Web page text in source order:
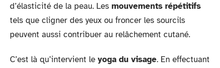
d’élasticité de la peau. Les mouvements répétitifs
tels que cligner des yeux ou froncer les sourcils
peuvent aussi contribuer au relâchement cutané.
C’est là qu’intervient le yoga du visage. En effectuant